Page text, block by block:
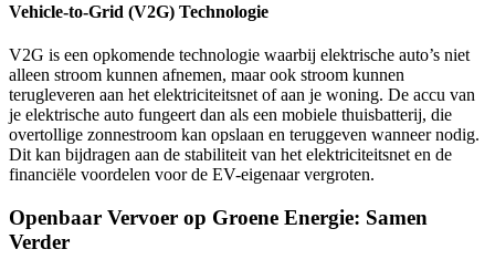
Vehicle-to-Grid (V2G) Technologie
V2G is een opkomende technologie waarbij elektrische auto’s niet
alleen stroom kunnen afnemen, maar ook stroom kunnen
terugleveren aan het elektriciteitsnet of aan je woning. De accu van
je elektrische auto fungeert dan als een mobiele thuisbatterij, die
overtollige zonnestroom kan opslaan en teruggeven wanneer nodig.
Dit kan bijdragen aan de stabiliteit van het elektriciteitsnet en de
financiële voordelen voor de EV-eigenaar vergroten.
Openbaar Vervoer op Groene Energie: Samen
Verder